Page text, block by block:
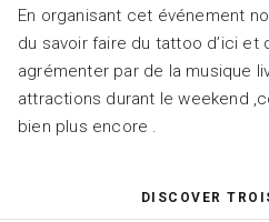
En organisant cet événement
du savoir faire du tattoo d’ici et
agrémenter par de la musique
attractions durant le weekend
bien plus encore .
DISCOVER